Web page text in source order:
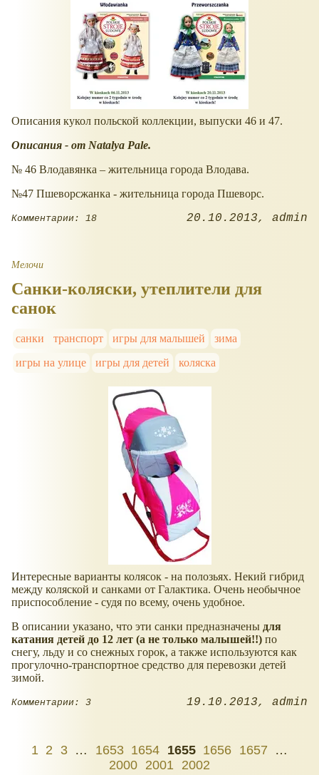
Описания кукол польской коллекции, выпуски 46 и 47.
Описания - от Natalya Pale.
№ 46 Влодавянка – жительница города Влодава.
№47 Пшеворсжанка - жительница города Пшеворс.
Комментарии: 18 20.10.2013 admin
Мелочи
Санки-коляски, утеплители для
санок
санки транспорт игры для малышей
зима
игры на улице
игры для детей коляска
Интересные варианты колясок - на полозьях. Некий гибрид
между коляской и санками от Галактика. Очень необычное
приспособление - судя по всему, очень удобное.
В описании указано, что эти санки предназначены для
катания детей до 12 лет (а не только малышей!!) по
снегу, льду и со снежных горок, а также используются как
прогулочно-транспортное средство для перевозки детей
зимой.
Комментарии: 3 19.10.2013 admin
1 2 3 … 1653 1654 1655 1656 1657
…
2000 2001 2002